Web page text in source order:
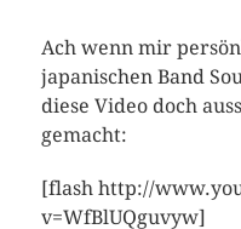
Ach wenn mir
japanischen Band
diese Video doch
gemacht:
[flash http://
v=WfBlUQguvyw]